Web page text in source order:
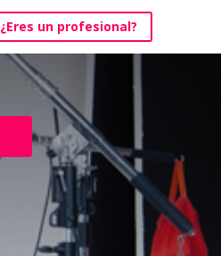
¿Eres un profesional?